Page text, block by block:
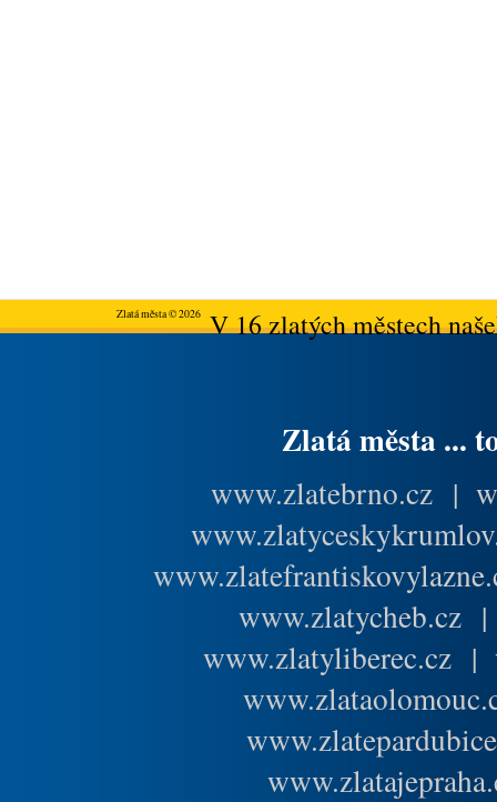
Zlatá města © 2026V 16 zlatých městech
Zlatá města ...
www.zlatebrno.cz |
www.zlatycheb.cz
www.zlatyliberec.cz |